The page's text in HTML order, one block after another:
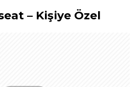
– Kişiye Özel